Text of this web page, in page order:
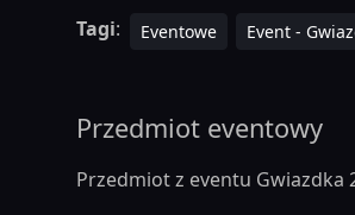
Tagi: Eventowe Event -
Przedmiot eventowy
Przedmiot z eventu Gwiazdka